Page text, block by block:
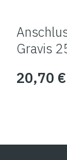
Gravis
20,70 €